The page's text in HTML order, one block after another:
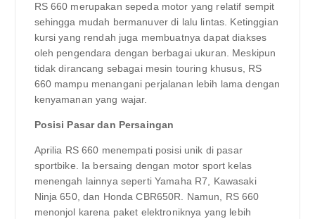
RS 660 merupakan sepeda motor yang relatif sempit
sehingga mudah bermanuver di lalu lintas. Ketinggian
kursi yang rendah juga membuatnya dapat diakses
oleh pengendara dengan berbagai ukuran. Meskipun
tidak dirancang sebagai mesin touring khusus, RS
660 mampu menangani perjalanan lebih lama dengan
kenyamanan yang wajar.
Posisi Pasar dan Persaingan
Aprilia RS 660 menempati posisi unik di pasar
sportbike. Ia bersaing dengan motor sport kelas
menengah lainnya seperti Yamaha R7, Kawasaki
Ninja 650, dan Honda CBR650R. Namun, RS 660
menonjol karena paket elektroniknya yang lebih